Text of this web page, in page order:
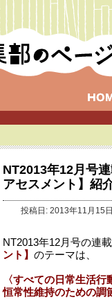
NT2013年12月号
アセスメント】紹
投稿日: 2013年11月15
NT2013年12月号の連載
ント】 のテーマは、
〈すべての日常生活
恒常性維持のための